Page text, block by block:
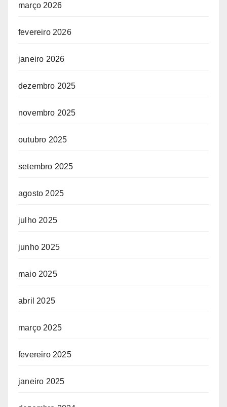
março 2026
fevereiro 2026
janeiro 2026
dezembro 2025
novembro 2025
outubro 2025
setembro 2025
agosto 2025
julho 2025
junho 2025
maio 2025
abril 2025
março 2025
fevereiro 2025
janeiro 2025